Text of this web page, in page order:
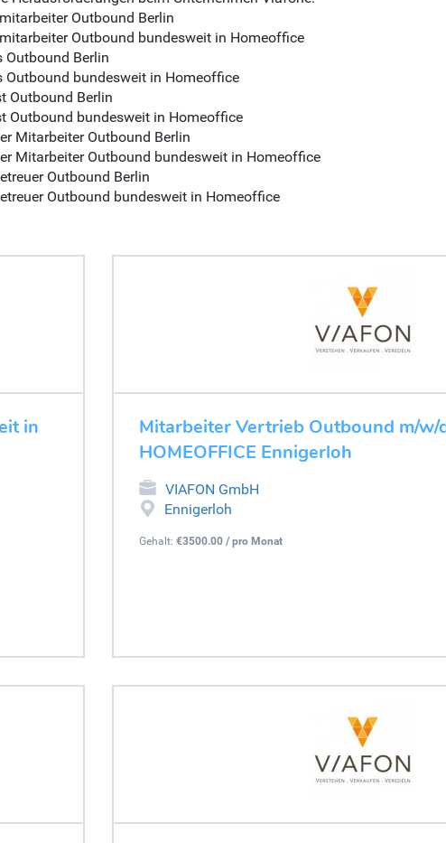
Outbound Berlin
Outbound bundesweit in Homeoffice
Outbound Berlin
Outbound bundesweit in Homeoffice
Outbound Berlin
Outbound bundesweit in Homeoffice
Mitarbeiter Outbound Berlin
Mitarbeiter Outbound bundesweit in Homeoffice
Outbound Berlin
Outbound bundesweit in Homeoffice
in
Mitarbeiter Vertrieb Outbound m/w/
HOMEOFFICE Ennigerloh
VIAFON GmbH
Ennigerloh
Gehalt: €3500.00 / pro Monat